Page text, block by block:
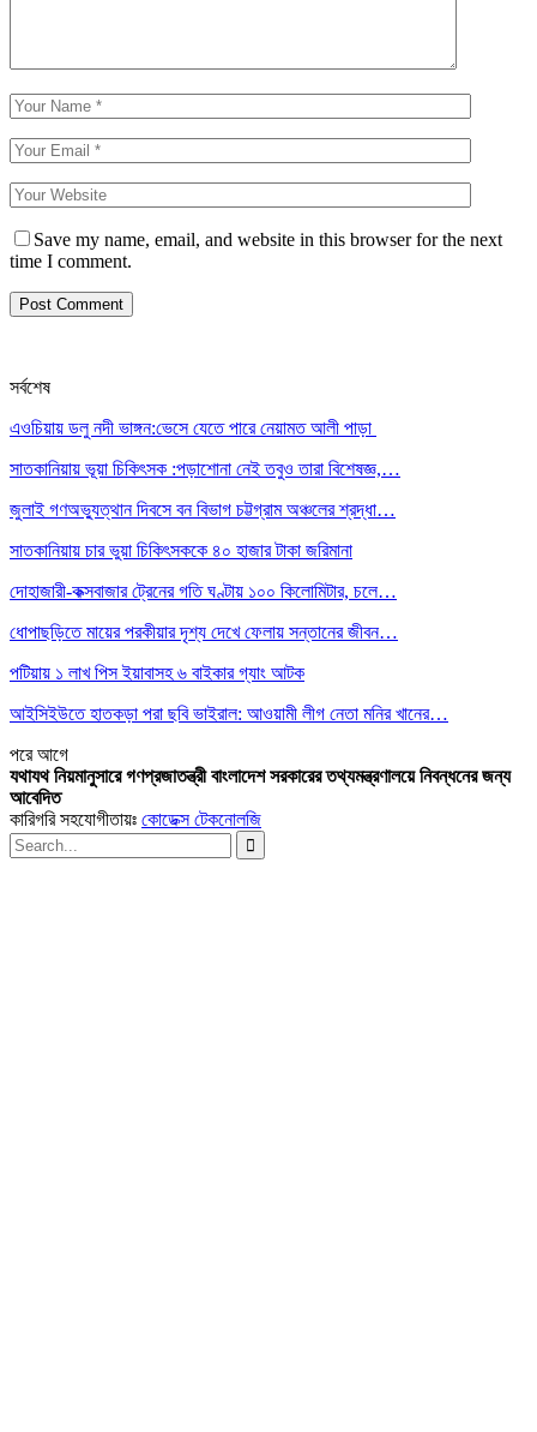
Save my name, email, and website in this browser for the next
time I comment.
সর্বশেষ
এওচিয়ায় ডলু নদী ভাঙ্গন:ভেসে যেতে পারে নেয়ামত আলী পাড়া
সাতকানিয়ায় ভূয়া চিকিৎসক :পড়াশোনা নেই তবুও তারা বিশেষজ্ঞ,…
জুলাই গণঅভ্যুত্থান দিবসে বন বিভাগ চট্টগ্রাম অঞ্চলের শ্রদ্ধা…
সাতকানিয়ায় চার ভুয়া চিকিৎসককে ৪০ হাজার টাকা জরিমানা
দোহাজারী-কক্সবাজার ট্রেনের গতি ঘণ্টায় ১০০ কিলোমিটার, চলে…
ধোপাছড়িতে মায়ের পরকীয়ার দৃশ্য দেখে ফেলায় সন্তানের জীবন…
পটিয়ায় ১ লাখ পিস ইয়াবাসহ ৬ বাইকার গ্যাং আটক
আইসিইউতে হাতকড়া পরা ছবি ভাইরাল: আওয়ামী লীগ নেতা মনির খানের…
পরেআগে
যথাযথ নিয়মানুসারে গণপ্রজাতন্ত্রী বাংলাদেশ সরকারের তথ্যমন্ত্রণালয়ে নিবন্ধনের জন্য
আবেদিত
কারিগরি সহযোগীতায়ঃ কোডেক্স টেকনোলজি